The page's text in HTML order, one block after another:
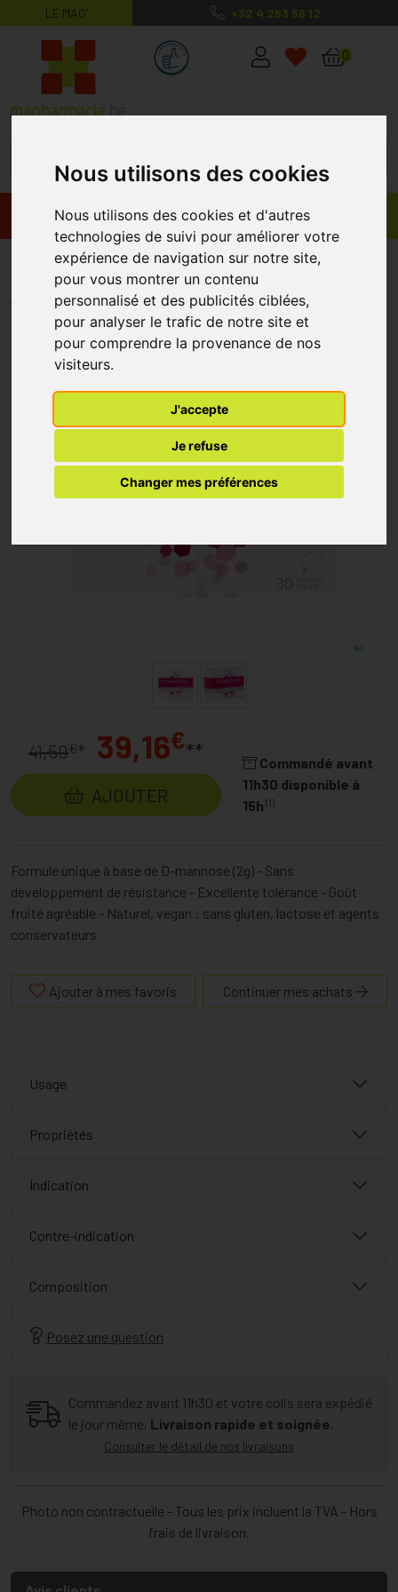
Nous utilisons des cookies
Nous utilisons des cookies et d'autres
technologies de suivi pour améliorer votre
expérience de navigation sur notre site,
pour vous montrer un contenu
personnalisé et des publicités ciblées,
pour analyser le trafic de notre site et
pour comprendre la provenance de nos
visiteurs.
J'accepte
Je refuse
Changer mes préférences
LE MAG’ +32 4 263 56 12
MaPharmacie.be ma santé, mes
0
Promos Produits
Femannose N Sachets 30
FEMANNOSE
41,50€* 39,16€**
AJOUTER
Commandé avant
11h30 disponible à
15h (1)
Formule unique à base de D-mannose (2g) - Sans
développement de résistance - Excellente tolérance - Goût
fruité agréable - Naturel, vegan : sans gluten, lactose et agents
conservateurs
Ajouter à mes favoris Continuer mes achats
Usage
Propriétés
Indication
Contre-indication
Composition
Posez une question
Commandez avant 11h30 et votre colis sera expédié
le jour même. Livraison rapide et soignée.
Consulter le détail de nos livraisons
Photo non contractuelle - Tous les prix incluent la TVA - Hors
frais de livraison.